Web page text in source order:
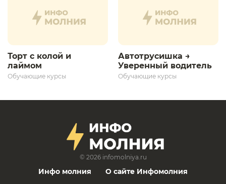
Торт с колой и
лаймом
Обучающие курсы
Автотрусишка →
Уверенный водитель​
Обучающие курсы
© 2026 infomolniya.ru
Инфо молния О сайте Инфомолния